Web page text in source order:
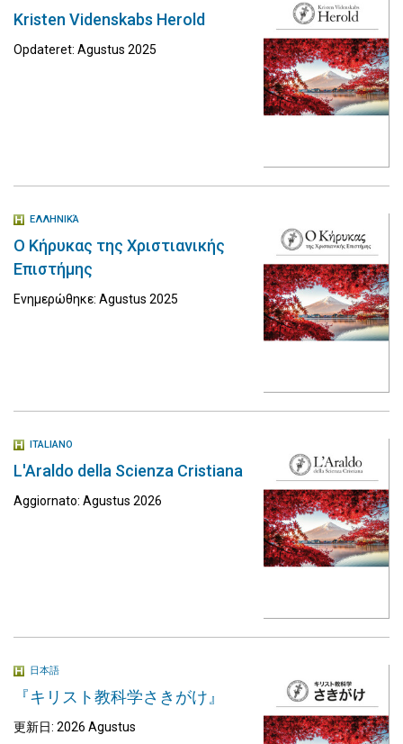
Kristen Videnskabs Herold
Opdateret: Agustus 2025
ΕΛΛΗΝΙΚΆ
Ο Κήρυκας της Χριστιανικής
Επιστήμης
Ενημερώθηκε: Agustus 2025
ITALIANO
L'Araldo della Scienza Cristiana
Aggiornato: Agustus 2026
日本語
『キリスト教科学さきがけ』
更新日: 2026 Agustus